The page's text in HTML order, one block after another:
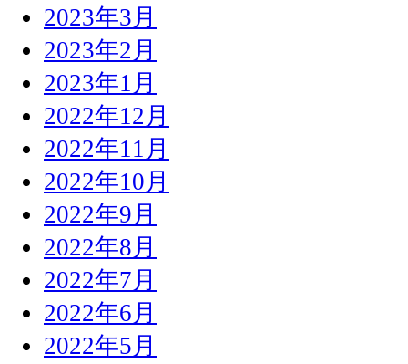
2023年3月
2023年2月
2023年1月
2022年12月
2022年11月
2022年10月
2022年9月
2022年8月
2022年7月
2022年6月
2022年5月